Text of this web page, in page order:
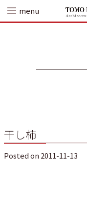
content
menu
干し柿
Posted on 2011-11-13